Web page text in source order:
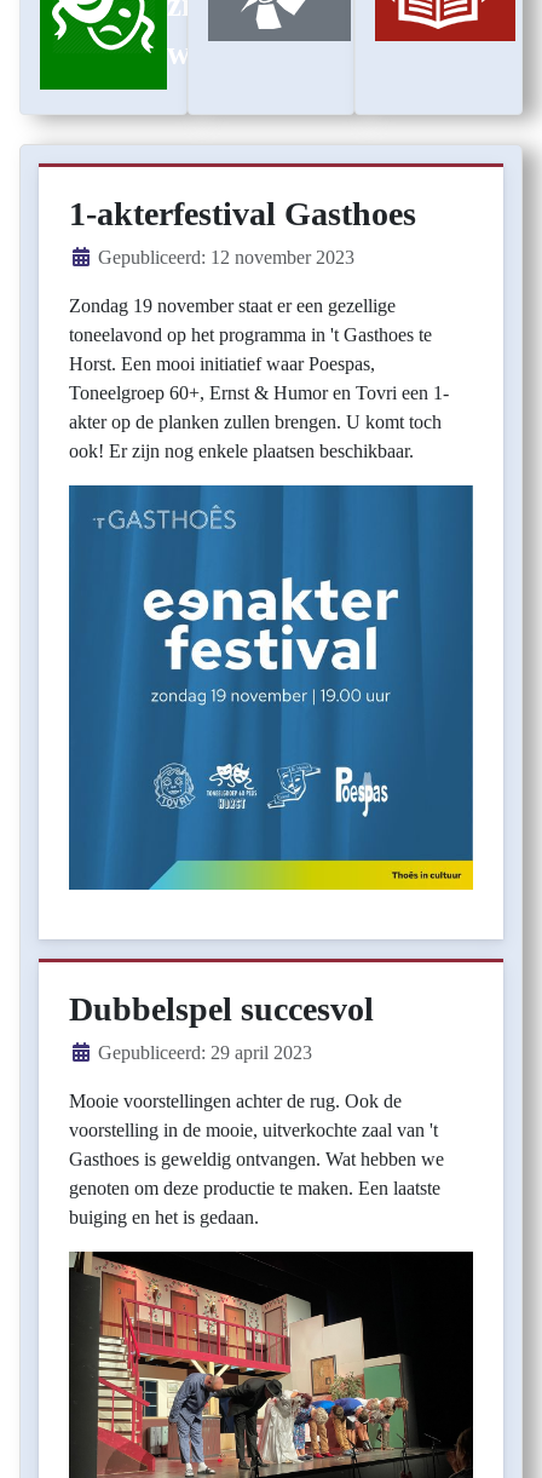
wij
1-akterfestival Gasthoes
DetailsGepubliceerd: 12 november 2023
Zondag 19 november staat er een gezellige
toneelavond op het programma in 't Gasthoes te
Horst. Een mooi initiatief waar Poespas,
Toneelgroep 60+, Ernst & Humor en Tovri een 1-
akter op de planken zullen brengen. U komt toch
ook! Er zijn nog enkele plaatsen beschikbaar.
Dubbelspel succesvol
DetailsGepubliceerd: 29 april 2023
Mooie voorstellingen achter de rug. Ook de
voorstelling in de mooie, uitverkochte zaal van 't
Gasthoes is geweldig ontvangen. Wat hebben we
genoten om deze productie te maken. Een laatste
buiging en het is gedaan.